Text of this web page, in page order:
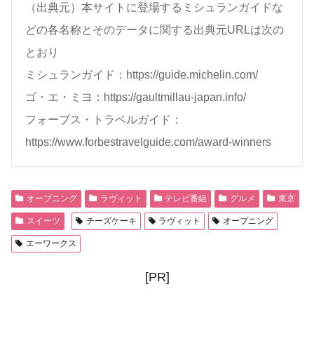
（出典元）本サイトに登場するミシュランガイドな
どの各名称とそのデータに関する出典元URLは次の
とおり
ミシュランガイド：https://guide.michelin.com/
ゴ・エ・ミヨ：https://gaultmillau-japan.info/
フォーブス・トラベルガイド：
https://www.forbestravelguide.com/award-winners
オープニング ラヴィット テレビ番組 グルメ 東京
スイーツ チーズケーキ ラヴィット オープニング
エーワークス
[PR]